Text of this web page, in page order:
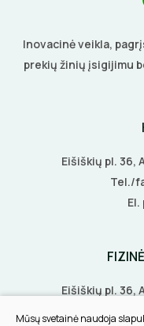
Inovacinė veikla,
prekių žinių įsigijimu
Eišiškių pl. 36,
Tel./
El.
Eišiškių pl. 36,
Biruliškių
Mūsų svetainė naudoja